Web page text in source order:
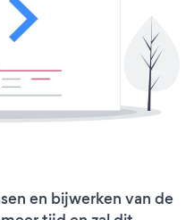
en bijwerken van de